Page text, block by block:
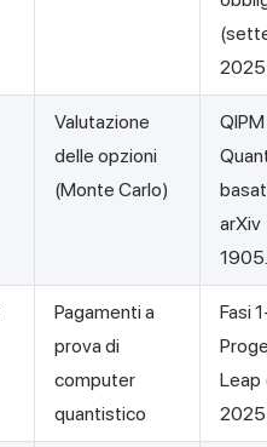
Valutazione
delle opzioni
(Monte Carlo)
QIPM
arXiv
Pagamenti a
prova di
computer
quantistico
Fasi